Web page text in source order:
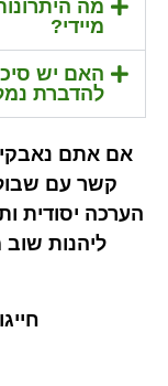
מה
מיידי?
האם יש
להדברת
אם אתם
קשר עם
הערכה יסודית
ליהנות